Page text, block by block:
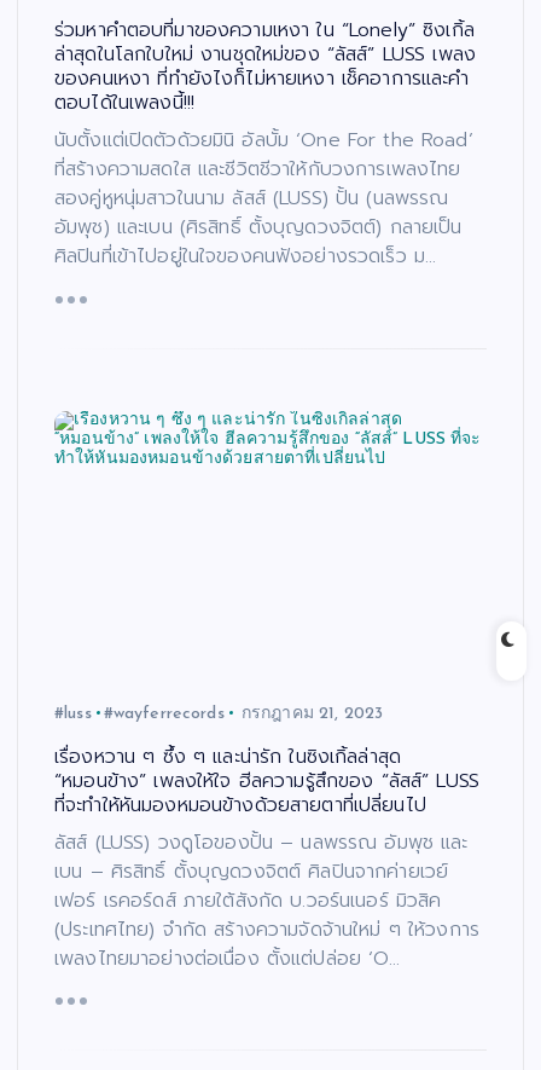
ร่วมหาคำตอบที่มาของความเหงา ใน “Lonely” ซิงเกิ้ล
ล่าสุดในโลกใบใหม่ งานชุดใหม่ของ “ลัสส์” LUSS เพลง
ของคนเหงา ที่ทำยังไงก็ไม่หายเหงา เช็คอาการและคำ
ตอบได้ในเพลงนี้!!!
นับตั้งแต่เปิดตัวด้วยมินิ อัลบั้ม ‘One For the Road’
ที่สร้างความสดใส และชีวิตชีวาให้กับวงการเพลงไทย
สองคู่หูหนุ่มสาวในนาม ลัสส์ (LUSS) ปั้น (นลพรรณ
อัมพุช) และเบน (ศิรสิทธิ์ ตั้งบุญดวงจิตต์) กลายเป็น
ศิลปินที่เข้าไปอยู่ในใจของคนฟังอย่างรวดเร็ว ม…
#luss #wayferrecords กรกฎาคม 21, 2023
เรื่องหวาน ๆ ซึ้ง ๆ และน่ารัก ในซิงเกิ้ลล่าสุด
“หมอนข้าง” เพลงให้ใจ ฮีลความรู้สึกของ “ลัสส์” LUSS
ที่จะทำให้หันมองหมอนข้างด้วยสายตาที่เปลี่ยนไป
ลัสส์ (LUSS) วงดูโอของปั้น – นลพรรณ อัมพุช และ
เบน – ศิรสิทธิ์ ตั้งบุญดวงจิตต์ ศิลปินจากค่ายเวย์
เฟอร์ เรคอร์ดส์ ภายใต้สังกัด บ.วอร์นเนอร์ มิวสิค
(ประเทศไทย) จำกัด สร้างความจัดจ้านใหม่ ๆ ให้วงการ
เพลงไทยมาอย่างต่อเนื่อง ตั้งแต่ปล่อย ‘O…